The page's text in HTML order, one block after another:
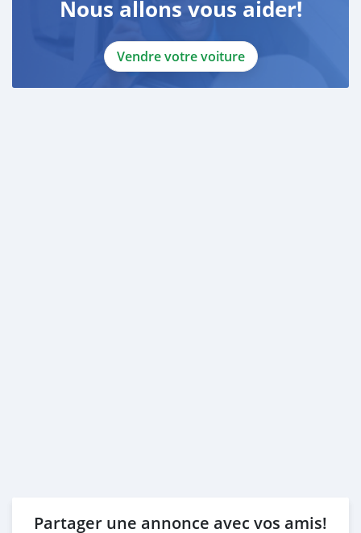
Nous allons vous aider!
Vendre votre voiture
Partager une annonce avec vos amis!